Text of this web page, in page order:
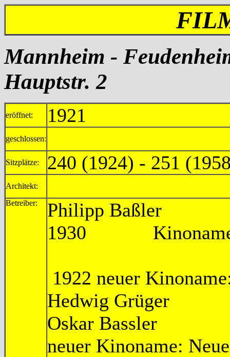
Mannheim -
Hauptstr. 2
eröffnet: 1921
geschlossen:
Sitzplätze: 240 (1924) - 251
Architekt:
Betreiber:
Philipp
1930 Kinoname:
1922 neuer
Hedwig
Oskar
neuer Kinoname: